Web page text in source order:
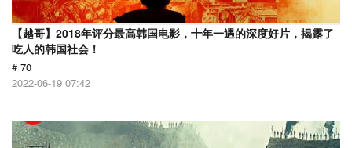
【越哥】2018年评分最高韩国电影，十年一遇的深度好片，揭露了
吃人的韩国社会！
# 70
2022-06-19 07:42